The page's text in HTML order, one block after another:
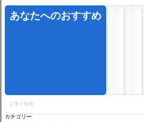
を
カテゴリー
あなたへのおすすめ